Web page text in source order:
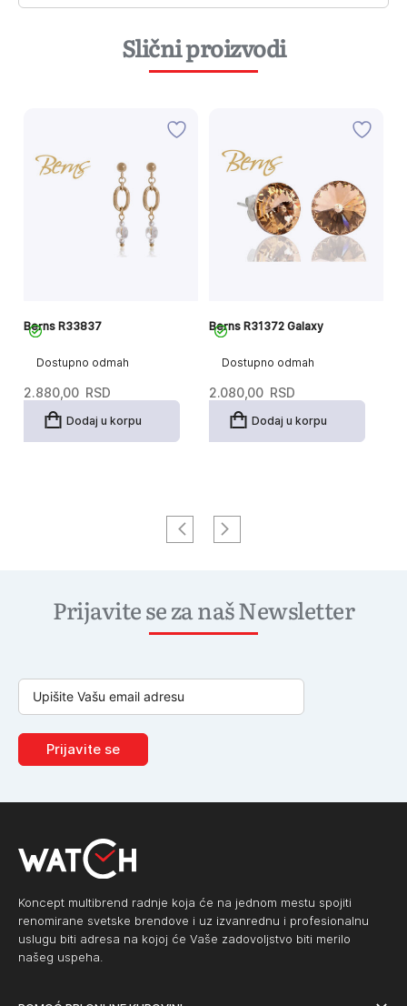
Slični proizvodi
Dostupno odmah
Berns R33837
2.880,00 RSD
Dodaj u korpu
Dostupno odmah
Berns R31372 Galaxy
2.080,00 RSD
Dodaj u korpu
Prijavite se za naš Newsletter
Prijavite se
Koncept multibrend radnje koja će na jednom mestu spojiti
renomirane svetske brendove i uz izvanrednu i profesionalnu
uslugu biti adresa na kojoj će Vaše zadovoljstvo biti merilo
našeg uspeha.